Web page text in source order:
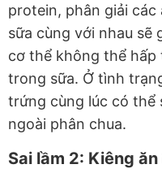
protein, phân giải
sữa cùng với nhau sẽ
cơ thể không thể
trong sữa. Ở tình
trứng cùng lúc có thể
ngoài phân chua.
Sai lầm 2: Kiêng